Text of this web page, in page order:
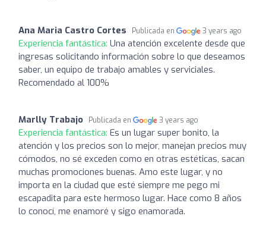
Ana Maria Castro Cortes Publicada en 3 years ago
Experiencia fantástica: Una atención excelente desde que
ingresas solicitando información sobre lo que deseamos
saber, un equipo de trabajo amables y serviciales.
Recomendado al 100%
Marlly Trabajo Publicada en 3 years ago
Experiencia fantástica: Es un lugar super bonito, la
atención y los precios son lo mejor, manejan precios muy
cómodos, no sé exceden como en otras estéticas, sacan
muchas promociones buenas. Amo este lugar, y no
importa en la ciudad que esté siempre me pego mi
escapadita para este hermoso lugar. Hace como 8 años
lo conocí, me enamoré y sigo enamorada.